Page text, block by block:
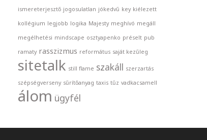
ismereterjesztő jogosulatlan jókedvű key kiélezett
kollégium legjobb logika Majesty meghívó megáll
megélhetési mindscape osztyapenko préselt pub
ramaty rasszizmus református saját kezűleg
sitetalk still flame szakáll szerzartás
szépségverseny sűrítőanyag taxis tűz vadkacsamell
álom ügyfél